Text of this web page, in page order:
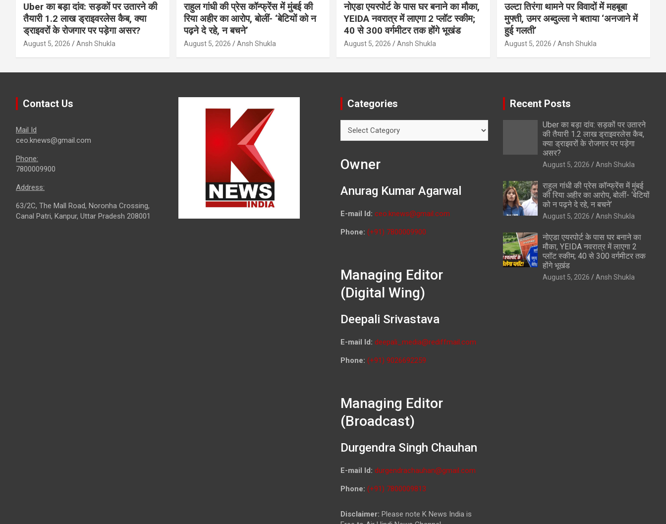
Uber का बड़ा दांव: सड़कों पर उतारने की
तैयारी 1.2 लाख ड्राइवरलेस कैब, क्या
ड्राइवरों के रोजगार पर पड़ेगा असर?
August 5, 2026 Ansh Shukla
राहुल गांधी की प्रेस कॉन्फ्रेंस में मुंबई की
रिया अहीर का आरोप, बोलीं- ‘बेटियों को न
पढ़ने दे रहे, न बचने’
August 5, 2026 Ansh Shukla
नोएडा एयरपोर्ट के पास घर बनाने का मौका,
YEIDA नवरात्र में लाएगा 2 प्लॉट स्कीम;
40 से 300 वर्गमीटर तक होंगे भूखंड
August 5, 2026 Ansh Shukla
उल्टा तिरंगा थामने पर विवादों में महबूबा
मुफ्ती, उमर अब्दुल्ला ने बताया ‘अनजाने में
हुई गलती’
August 5, 2026 Ansh Shukla
Contact Us
Mail Id
ceo.knews@gmail.com
Phone:
7800009900
Address:
63/2C, The Mall Road, Noronha Crossing,
Canal Patri, Kanpur, Uttar Pradesh 208001
Categories
Owner
Anurag Kumar Agarwal
E-mail Id: ceo.knews@gmail.com
Phone: (+91) 7800009900
Managing Editor
(Digital Wing)
Deepali Srivastava
E-mail Id: deepali_media@rediffmail.com
Phone: (+91) 9026692259
Managing Editor
(Broadcast)
Durgendra Singh Chauhan
E-mail Id: durgendrachauhan@gmail.com
Phone: (+91) 7800009813
Disclaimer: Please note K News India is
Recent Posts
Uber का बड़ा दांव: सड़कों पर उतारने
की तैयारी 1.2 लाख ड्राइवरलेस कैब,
क्या ड्राइवरों के रोजगार पर पड़ेगा
असर?
August 5, 2026 Ansh Shukla
राहुल गांधी की प्रेस कॉन्फ्रेंस में मुंबई
की रिया अहीर का आरोप, बोलीं- ‘बेटियों
को न पढ़ने दे रहे, न बचने’
August 5, 2026 Ansh Shukla
नोएडा एयरपोर्ट के पास घर बनाने का
मौका, YEIDA नवरात्र में लाएगा 2
प्लॉट स्कीम; 40 से 300 वर्गमीटर तक
होंगे भूखंड
August 5, 2026 Ansh Shukla